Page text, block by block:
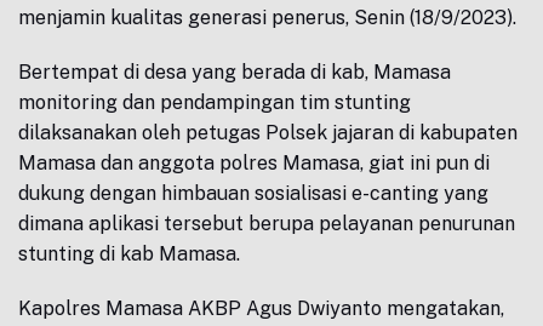
menjamin kualitas generasi penerus, Senin (18/9/2023).
Bertempat di desa yang berada di kab, Mamasa
monitoring dan pendampingan tim stunting
dilaksanakan oleh petugas Polsek jajaran di kabupaten
Mamasa dan anggota polres Mamasa, giat ini pun di
dukung dengan himbauan sosialisasi e-canting yang
dimana aplikasi tersebut berupa pelayanan penurunan
stunting di kab Mamasa.
Kapolres Mamasa AKBP Agus Dwiyanto mengatakan,